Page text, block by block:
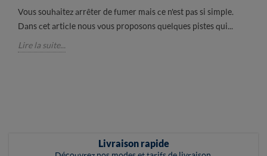
Vous souhaitez arrêter de fumer mais ce n'est pas si simple.
Dans cet article nous vous proposons quelques pistes qui...
Lire la suite...
Livraison rapide